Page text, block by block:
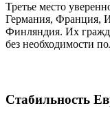
Третье место
Германия, Франция,
Финляндия. Их
без необходимости
Стабильность